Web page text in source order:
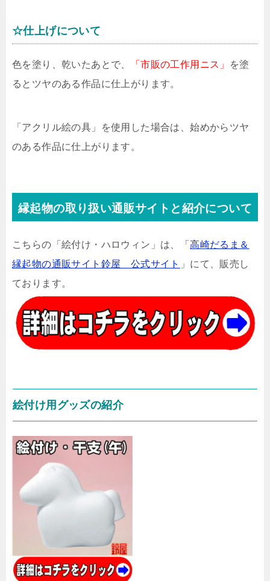
☆仕上げについて
色を塗り、乾いたあとで、 「市販の工作用ニス」
を塗
るとツヤのある作品に仕上がります。
「アクリル絵の具」を使用した場合は、始めからツヤ
のある作品に仕上がります。
縁起物の取り扱い通販サイトと紹介について
こちらの「絵付け・ハロウィン」は、「高崎だるま＆
縁起物の通販サイト鈴屋 公式サイト
」にて、販売し
ております。
絵付け用グッズの紹介